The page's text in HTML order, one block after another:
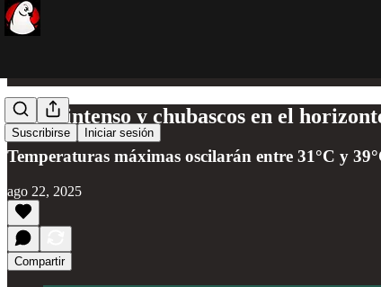
Suscribirse Iniciar sesión
Calor intenso y chubascos en el
Temperaturas máximas oscilarán entre 31°C y
ago 22, 2025
Compartir